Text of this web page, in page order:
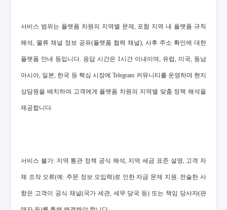
서비스 범위는 플랫폼 차원의 지역별 문제, 포함 지역 내 플랫폼 규칙
해석, 물류 채널 정보 공유(플랫폼 협력 채널), 사후 주소 확인에 대한
플랫폼 안내 등입니다. 응답 시간은 1시간 이내이며, 유럽, 미국, 동남
아시아, 일본, 한국 등 핵심 시장에 Telegram 커뮤니티를 운영하며 현지
상담원을 배치하여 고객에게 플랫폼 차원의 지역별 맞춤 정책 해석을
제공합니다.
서비스 불가: 지역 통관 정책 공식 해석, 지역 세금 표준 설명, 고객 자
체 조작 오류(예: 주문 정보 오입력)로 인한 자금 문제 지원. 전술한 사
항은 고객이 공식 채널(국가 세관, 세무 당국 등) 또는 책임 당사자(판